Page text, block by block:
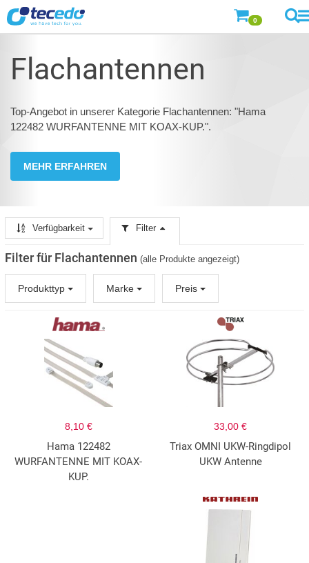
0
Flachantennen
Top-Angebot in unserer Kategorie Flachantennen: "Hama
122482 WURFANTENNE MIT KOAX-KUP.".
MEHR ERFAHREN
Verfügbarkeit Filter
Filter für Flachantennen (alle Produkte angezeigt)
Produkttyp Marke Preis
8,10 €
Hama 122482
WURFANTENNE MIT KOAX-
KUP.
33,00 €
Triax OMNI UKW-Ringdipol
UKW Antenne